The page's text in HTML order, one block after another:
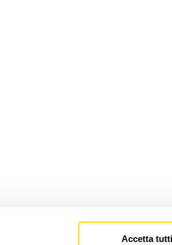
Accetta